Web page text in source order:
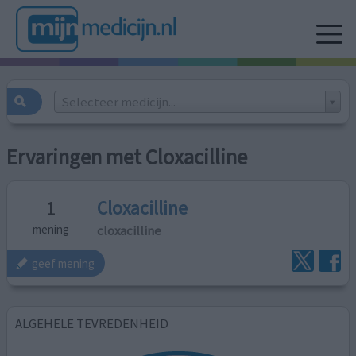
Selecteer medicijn...
Ervaringen met Cloxacilline
1
mening
Cloxacilline
cloxacilline
geef mening
ALGEHELE TEVREDENHEID